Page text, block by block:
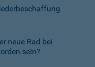
neue Rad bei
sein?